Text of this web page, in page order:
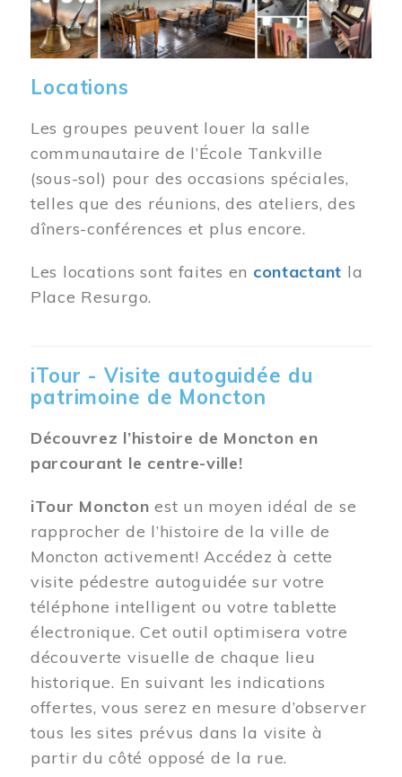
Locations
Les groupes peuvent louer la salle
communautaire de l’École Tankville
(sous-sol) pour des occasions spéciales,
telles que des réunions, des ateliers, des
dîners-conférences et plus encore.
Les locations sont faites en contactant la
Place Resurgo.
iTour - Visite autoguidée du
patrimoine de Moncton
Découvrez l’histoire de Moncton en
parcourant le centre-ville!
iTour Moncton est un moyen idéal de se
rapprocher de l’histoire de la ville de
Moncton activement! Accédez à cette
visite pédestre autoguidée sur votre
téléphone intelligent ou votre tablette
électronique. Cet outil optimisera votre
découverte visuelle de chaque lieu
historique. En suivant les indications
offertes, vous serez en mesure d’observer
tous les sites prévus dans la visite à
partir du côté opposé de la rue.